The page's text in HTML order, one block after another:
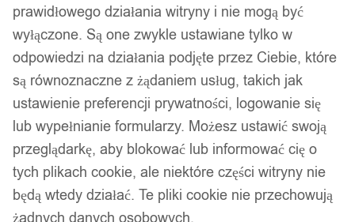
prawidłowego działania witryny i nie mogą być
wyłączone. Są one zwykle ustawiane tylko w
odpowiedzi na działania podjęte przez Ciebie, które
są równoznaczne z żądaniem usług, takich jak
ustawienie preferencji prywatności, logowanie się
lub wypełnianie formularzy. Możesz ustawić swoją
przeglądarkę, aby blokować lub informować cię o
tych plikach cookie, ale niektóre części witryny nie
będą wtedy działać. Te pliki cookie nie przechowują